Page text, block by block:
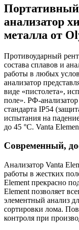
Портативный
анализатор
металла от
Противоударный
состава сплавов и
работы в любых
анализатор
виде «пистолета»,
поле». РФ-анализатор
стандарта IP54
испытания на
до 45 °C. Vanta
Современный,
Анализатор Vanta
работы в жестких
Element прекрасно
Element позволяет
элементный анализ
сортировки лома.
контроля при